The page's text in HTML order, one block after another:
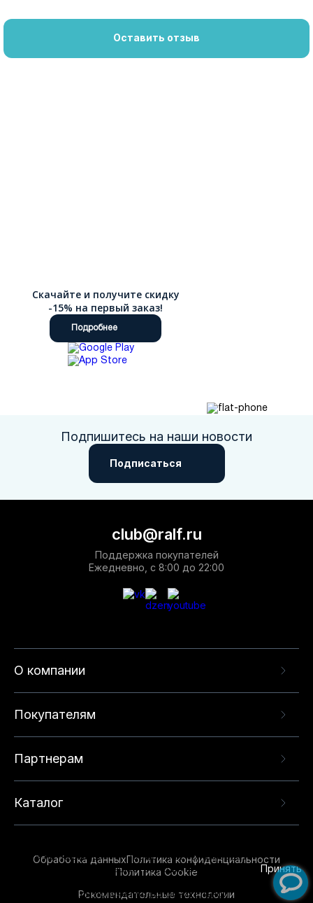
Оставить отзыв
Скачайте и получите скидку
-15% на первый заказ!
Подробнее
Подпишитесь на наши новости
Подписаться
О компании
Покупателям
Партнерам
Каталог
club@ralf.ru
Поддержка покупателей
Ежедневно, с 8:00 до 22:00
Обработка данныхПолитика конфиденциальности
Политика Cookie
Рекомендательные технологии
опыта на нашем сайте. Продолжая использовать
данный сайт, вы соглашаетесь с использованием
технологий. Для получения дополнительной
Принять